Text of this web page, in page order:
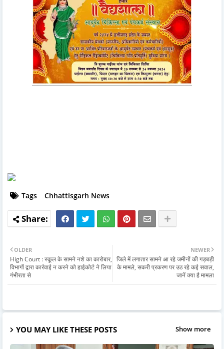
Tags Chhattisgarh News
NEWER
जिले में लगातार सामने आ रहे जमीनों की गड़बड़ी
के मामले, सकरी प्रकरण पर उठ रहे कई सवाल,
जानें क्या है मामला
OLDER
High Court : स्कूल के सामने नशे का कारोबार,
विभागों द्वारा कार्रवाई न करने को हाईकोर्ट ने लिया
गंभीरता से
YOU MAY LIKE THESE POSTS Show more